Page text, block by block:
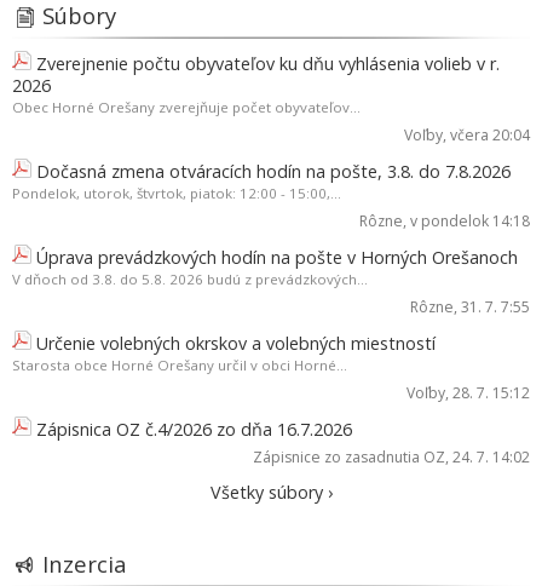
Súbory
Zverejnenie počtu obyvateľov ku dňu vyhlásenia volieb v r.
2026
Obec Horné Orešany zverejňuje počet obyvateľov...
Voľby, včera 20:04
Dočasná zmena otváracích hodín na pošte, 3.8. do 7.8.2026
Pondelok, utorok, štvrtok, piatok: 12:00 - 15:00,...
Rôzne, v pondelok 14:18
Úprava prevádzkových hodín na pošte v Horných Orešanoch
V dňoch od 3.8. do 5.8. 2026 budú z prevádzkových...
Rôzne, 31. 7. 7:55
Určenie volebných okrskov a volebných miestností
Starosta obce Horné Orešany určil v obci Horné...
Voľby, 28. 7. 15:12
Zápisnica OZ č.4/2026 zo dňa 16.7.2026
Zápisnice zo zasadnutia OZ, 24. 7. 14:02
Všetky súbory ›
Inzercia